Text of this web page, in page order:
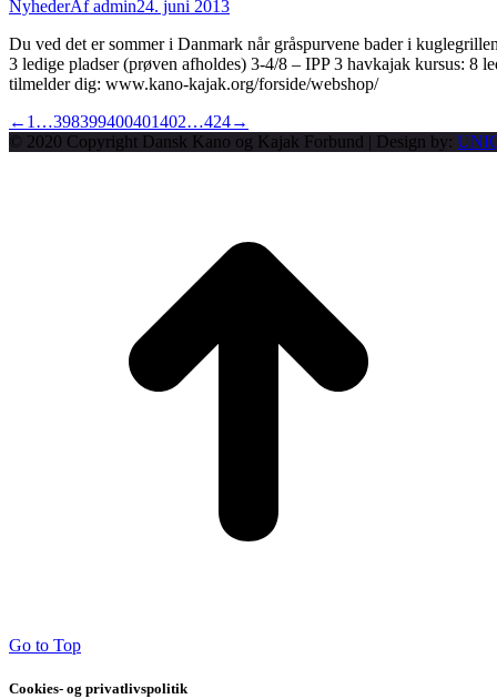
NyhederAfadmin24. juni 2013
Du ved det er sommer i Danmark når gråspurvene bader i
3 ledige pladser (prøven afholdes) 3-4/8 – IPP 3 havkajak kursus: 8
tilmelder dig: www.kano-kajak.org/forside/webshop/
← 1 …398399400401402…424→
© 2020 Copyright Dansk Kano og Kajak Forbund | Design by:
Go to Top
Cookies- og privatlivspolitik